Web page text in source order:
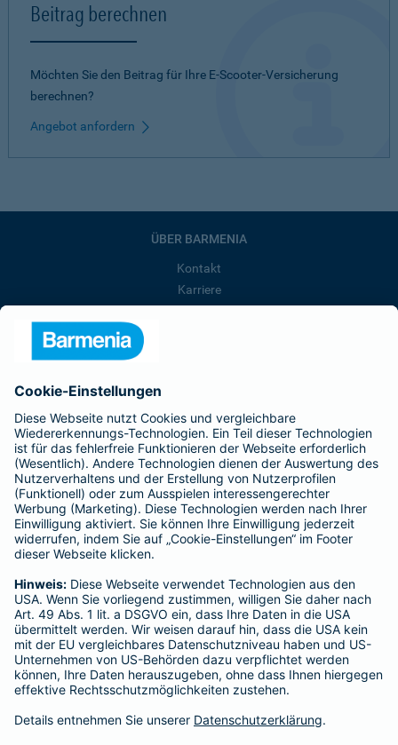
Beitrag berechnen
Möchten Sie den Beitrag für Ihre E-Scooter-Versicherung
berechnen?
Angebot anfordern
ÜBER BARMENIA
Kontakt
Karriere
Barmenia ist Teil der BarmeniaGothaer
BELIEBTE SEITEN
Kranken-Zusatzversicherung
Tierversicherungen
Haftpflichtversicherung
Hausratversicherung
Adresse ändern
Schaden melden
Kilometerstandsmeldung
Serviceübersicht